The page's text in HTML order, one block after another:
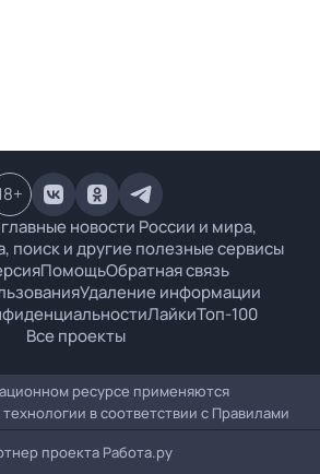
новости России и мира,
поиск и другие полезные сервисы
ПомощьОбратная связь
Удаление информации
ЛайкиТоп-100
Все проекты
+
ресурсе применяются
в соответствии с Правилами
проекта Работа.ру